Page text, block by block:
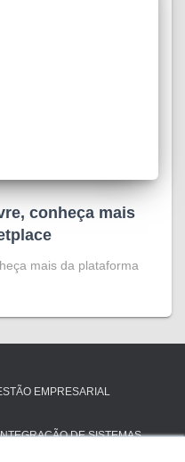
conheça mais
mais da plataforma
EMPRESARIAL
DE SISTEMAS